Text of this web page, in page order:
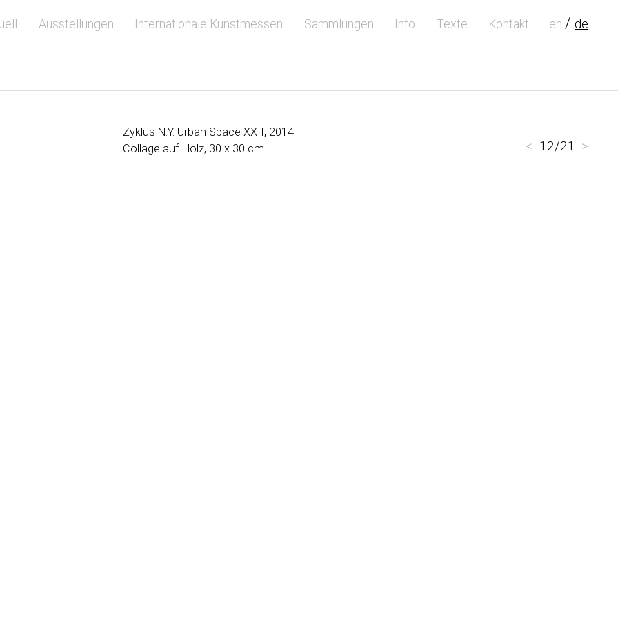
Ausstellungen Internationale Kunstmessen Sammlungen Info Texte Kontakt en de
Zyklus N.Y. Urban Space XXII, 2014
Collage auf Holz, 30 x 30 cm
< 12/21 >